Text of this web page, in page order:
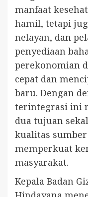
manfaat
hamil, tetapi
nelayan, dan
penyediaan
perekonomian
cepat dan
baru. Dengan
terintegrasi ini
dua tujuan
kualitas
memperkuat
masyarakat.
Kepala Badan